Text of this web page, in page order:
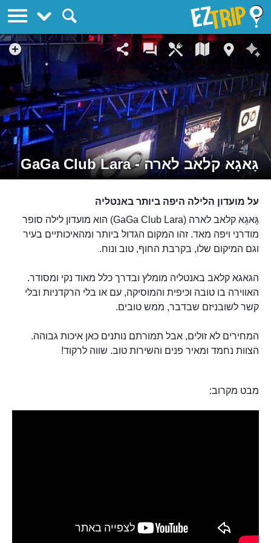
גָּאגָא קלאב לארה - GaGa Club Lara
על מועדון הלילה היפה ביותר באנטליה
גָּאגָא קלאב לארה (GaGa Club Lara) הוא מועדון לילה סופר
מודרני ויפה מאד. זהו המקום הגדול ביותר ומהאיכותיים בעיר
וגם המיקום שלו, בקרבת החוף, טוב ונוח.
הגאגא קלאב באנטליה מומלץ ובדרך כלל מאוד נקי ומסודר.
האווירה בו טובה וכיפית והמוסיקה, עם או בלי הרקדניות ובלי
קשר לשובניזם שבדבר, ממש טובים.
המחירים לא זולים, אבל תמורתם נותנים כאן איכות גבוהה.
הצוות נחמד ומאיר פנים והשירות טוב. שווה לרקוד!
מבט מקרוב:
EZTrip